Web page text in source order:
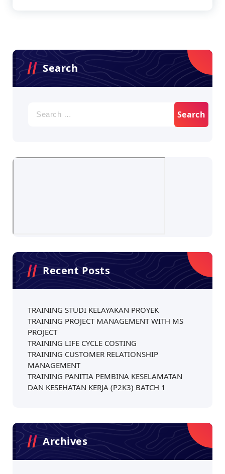
Search
for:
Recent Posts
TRAINING STUDI KELAYAKAN PROYEK
TRAINING PROJECT MANAGEMENT WITH MS
PROJECT
TRAINING LIFE CYCLE COSTING
TRAINING CUSTOMER RELATIONSHIP
MANAGEMENT
TRAINING PANITIA PEMBINA KESELAMATAN
DAN KESEHATAN KERJA (P2K3) BATCH 1
Archives